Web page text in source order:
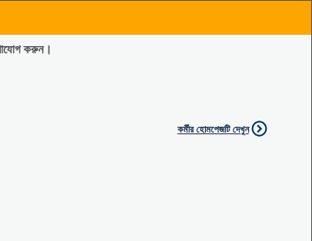
করুন।
কর্মীর হোমপেজটি দেখুন